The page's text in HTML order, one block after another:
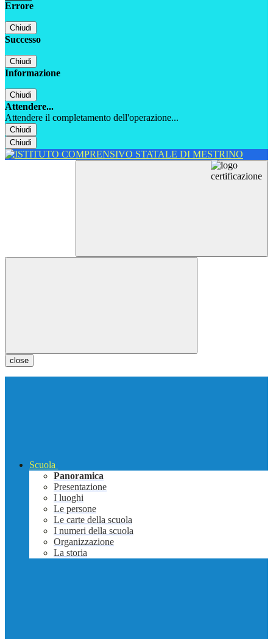
Errore
Chiudi
Successo
Chiudi
Informazione
Chiudi
Attendere...
Attendere il completamento dell'operazione...
Chiudi
Chiudi
close
Scuola
Panoramica
Presentazione
I luoghi
Le persone
Le carte della scuola
I numeri della scuola
Organizzazione
La storia